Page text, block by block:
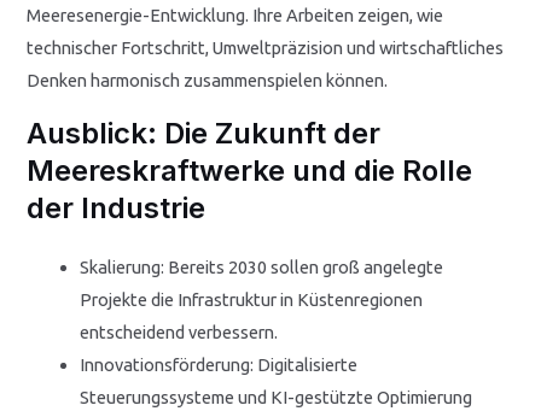
Meeresenergie-Entwicklung. Ihre Arbeiten zeigen, wie
technischer Fortschritt, Umweltpräzision und wirtschaftliches
Denken harmonisch zusammenspielen können.
Ausblick: Die Zukunft der
Meereskraftwerke und die Rolle
der Industrie
Skalierung: Bereits 2030 sollen groß angelegte
Projekte die Infrastruktur in Küstenregionen
entscheidend verbessern.
Innovationsförderung: Digitalisierte
Steuerungssysteme und KI-gestützte Optimierung